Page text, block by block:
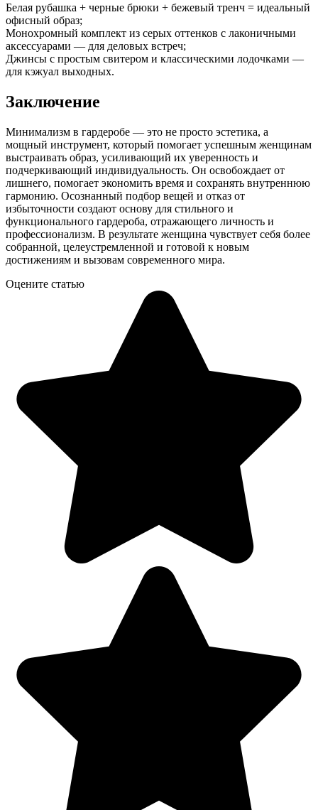
Белая рубашка + черные брюки + бежевый тренч = идеальный
офисный образ;
Монохромный комплект из серых оттенков с лаконичными
аксессуарами — для деловых встреч;
Джинсы с простым свитером и классическими лодочками —
для кэжуал выходных.
Заключение
Минимализм в гардеробе — это не просто эстетика, а
мощный инструмент, который помогает успешным женщинам
выстраивать образ, усиливающий их уверенность и
подчеркивающий индивидуальность. Он освобождает от
лишнего, помогает экономить время и сохранять внутреннюю
гармонию. Осознанный подбор вещей и отказ от
избыточности создают основу для стильного и
функционального гардероба, отражающего личность и
профессионализм. В результате женщина чувствует себя более
собранной, целеустремленной и готовой к новым
достижениям и вызовам современного мира.
Оцените статью